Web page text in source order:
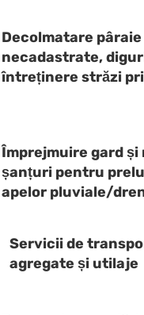
Decolmatare pâraie
necadastrate,
întreținere străzi
Împrejmuire gard și
șanțuri pentru
apelor pluviale/
Servicii de
agregate și utilaje